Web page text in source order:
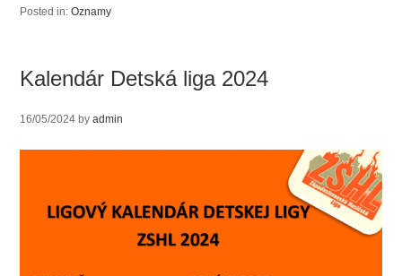
Posted in:Oznamy
Kalendár Detská liga 2024
16/05/2024 byadmin